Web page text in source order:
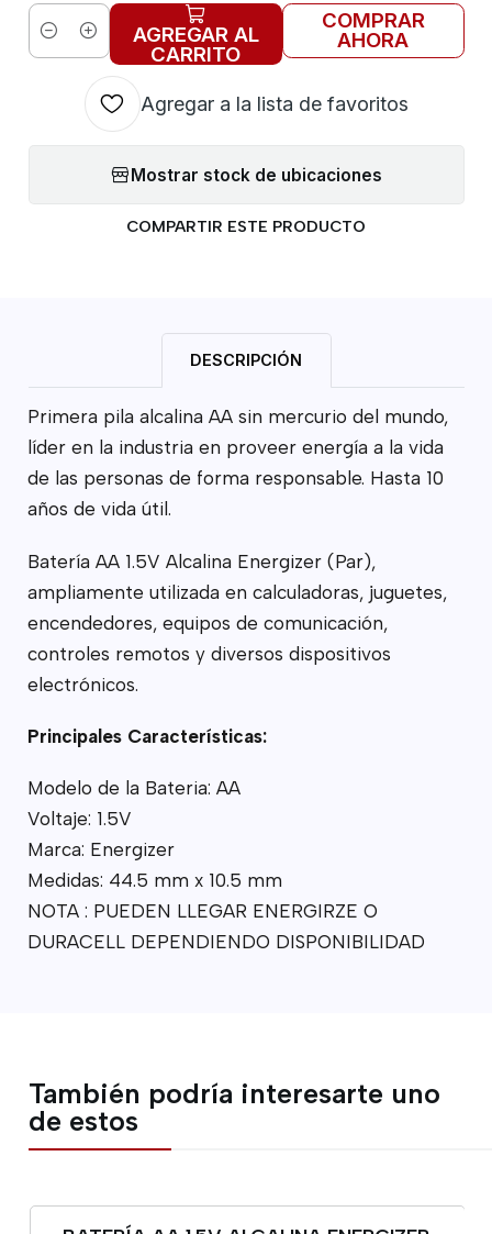
Cantidad AGREGAR AL
CARRITO
COMPRAR
AHORA
Agregar a la lista de favoritos
Mostrar stock de ubicaciones
COMPARTIR ESTE PRODUCTO
DESCRIPCIÓN
Primera pila alcalina AA sin mercurio del mundo,
líder en la industria en proveer energía a la vida
de las personas de forma responsable. Hasta 10
años de vida útil.
Batería AA 1.5V Alcalina Energizer (Par),
ampliamente utilizada en calculadoras, juguetes,
encendedores, equipos de comunicación,
controles remotos y diversos dispositivos
electrónicos.
Principales Características:
Modelo de la Bateria: AA
Voltaje: 1.5V
Marca: Energizer
Medidas: 44.5 mm x 10.5 mm
NOTA : PUEDEN LLEGAR ENERGIRZE O
DURACELL DEPENDIENDO DISPONIBILIDAD
También podría interesarte uno
de estos